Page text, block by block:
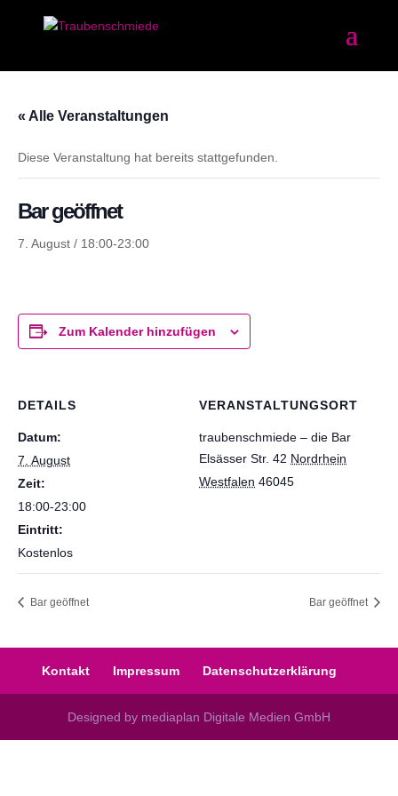
« Alle Veranstaltungen
Diese Veranstaltung hat bereits stattgefunden.
Bar geöffnet
7. August / 18:00-23:00
Zum Kalender hinzufügen
DETAILS
Datum:
7. August
Zeit:
18:00-23:00
Eintritt:
Kostenlos
VERANSTALTUNGSORT
traubenschmiede – die Bar
Elsässer Str. 42 Nordrhein
Westfalen 46045
Bar geöffnet Bar geöffnet
Kontakt Impressum Datenschutzerklärung
Designed by mediaplan Digitale Medien GmbH